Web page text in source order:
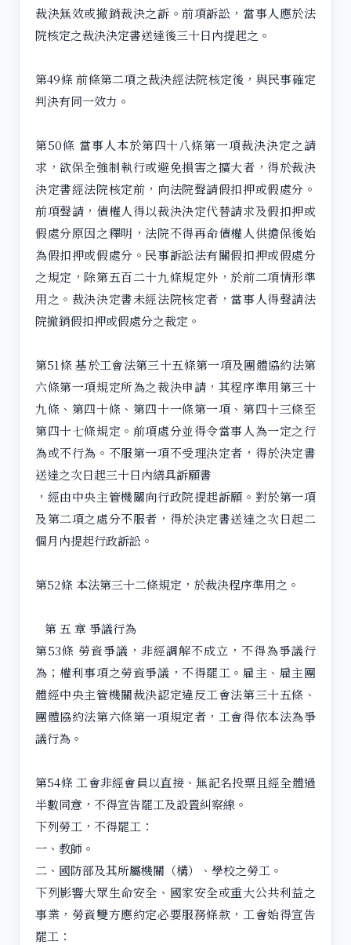
裁決無效或撤銷裁決之訴。前項訴訟，當事人應於法
院核定之裁決決定書送達後三十日內提起之。
第49條 前條第二項之裁決經法院核定後，與民事確定
判決有同一效力。
第50條 當事人本於第四十八條第一項裁決決定之請
求，欲保全強制執行或避免損害之擴大者，得於裁決
決定書經法院核定前，向法院聲請假扣押或假處分。
前項聲請，債權人得以裁決決定代替請求及假扣押或
假處分原因之釋明，法院不得再命債權人供擔保後始
為假扣押或假處分。民事訴訟法有關假扣押或假處分
之規定，除第五百二十九條規定外，於前二項情形準
用之。裁決決定書未經法院核定者，當事人得聲請法
院撤銷假扣押或假處分之裁定。
第51條 基於工會法第三十五條第一項及團體協約法第
六條第一項規定所為之裁決申請，其程序準用第三十
九條、第四十條、第四十一條第一項、第四十三條至
第四十七條規定。前項處分並得令當事人為一定之行
為或不行為。不服第一項不受理決定者，得於決定書
送達之次日起三十日內繕具訴願書
，經由中央主管機關向行政院提起訴願。對於第一項
及第二項之處分不服者，得於決定書送達之次日起二
個月內提起行政訴訟。
第52條 本法第三十二條規定，於裁決程序準用之。
第 五 章 爭議行為
第53條 勞資爭議，非經調解不成立，不得為爭議行
為；權利事項之勞資爭議，不得罷工。雇主、雇主團
體經中央主管機關裁決認定違反工會法第三十五條、
團體協約法第六條第一項規定者，工會得依本法為爭
議行為。
第54條 工會非經會員以直接、無記名投票且經全體過
半數同意，不得宣告罷工及設置糾察線。
下列勞工，不得罷工：
一、教師。
二、國防部及其所屬機關（構）、學校之勞工。
下列影響大眾生命安全、國家安全或重大公共利益之
事業，勞資雙方應約定必要服務條款，工會始得宣告
罷工：